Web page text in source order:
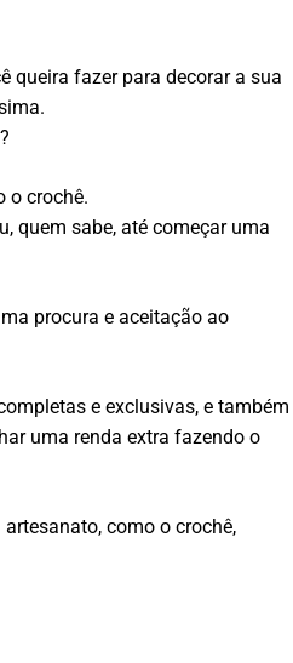
queira fazer para decorar a sua
o crochê.
quem sabe, até começar uma
procura e aceitação ao
e exclusivas, e também
uma renda extra fazendo o
como o crochê,